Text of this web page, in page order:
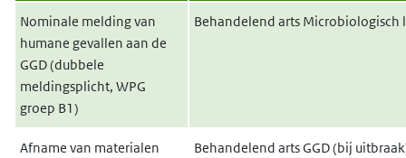
Nominale melding van
humane gevallen aan de
GGD (dubbele
meldingsplicht, WPG
groep B1)
Behandelend arts Microbiologisch
Afname van materialen
Behandelend arts GGD (bij